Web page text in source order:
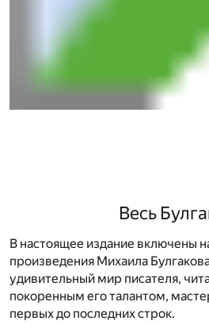
Весь
В настоящее издание включены
произведения Михаила
удивительный мир писателя,
покоренным его талантом,
первых до последних строк.